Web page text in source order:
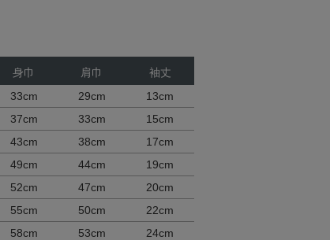
身巾 肩巾
袖丈
33cm 29cm
13cm
37cm 33cm
15cm
43cm 38cm
17cm
49cm 44cm
19cm
52cm 47cm
20cm
55cm 50cm
22cm
58cm 53cm 24cm